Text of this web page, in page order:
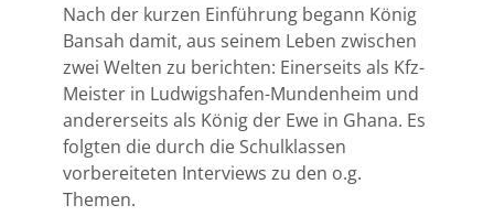
Nach der kurzen Einführung begann König
Bansah damit, aus seinem Leben zwischen
zwei Welten zu berichten: Einerseits als Kfz-
Meister in Ludwigshafen-Mundenheim und
andererseits als König der Ewe in Ghana. Es
folgten die durch die Schulklassen
vorbereiteten Interviews zu den o.g.
Themen.